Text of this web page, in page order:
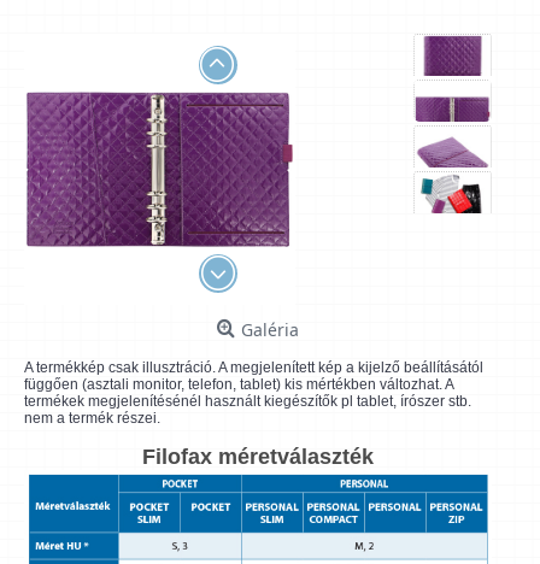
Galéria
A termékkép csak illusztráció. A megjelenített kép a kijelző beállításától
függően (asztali monitor, telefon, tablet) kis mértékben változhat. A
termékek megjelenítésénél használt kiegészítők pl tablet, írószer stb.
nem a termék részei.
Filofax méretválaszték